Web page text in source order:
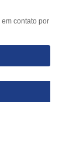
em contato por